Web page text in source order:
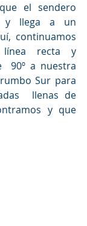
el sendero
y llega a un
continuamos
recta y
90º a nuestra
Sur para
llenas de
y que